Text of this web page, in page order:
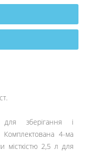
зберігання і
Комплектована 4-ма
місткістю 2,5 л для